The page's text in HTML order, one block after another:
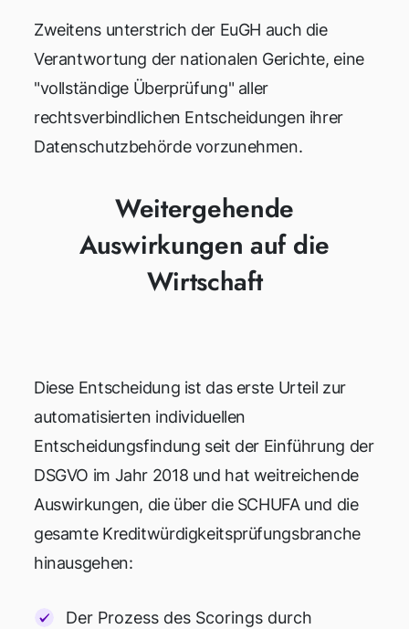
Zweitens unterstrich der EuGH auch die
Verantwortung der nationalen Gerichte, eine
"vollständige Überprüfung" aller
rechtsverbindlichen Entscheidungen ihrer
Datenschutzbehörde vorzunehmen.
Weitergehende
Auswirkungen auf die
Wirtschaft
Diese Entscheidung ist das erste Urteil zur
automatisierten individuellen
Entscheidungsfindung seit der Einführung der
DSGVO im Jahr 2018 und hat weitreichende
Auswirkungen, die über die SCHUFA und die
gesamte Kreditwürdigkeitsprüfungsbranche
hinausgehen:
Der Prozess des Scorings durch